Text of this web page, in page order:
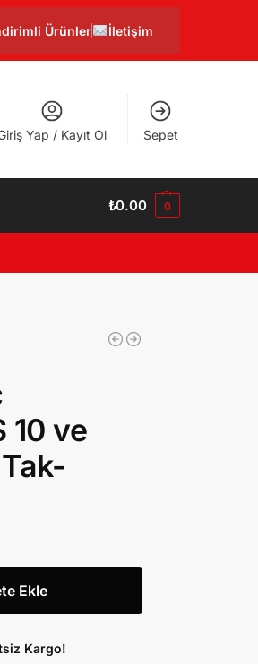
Ürünler İletişim
Yap / Kayıt Ol Sepet
₺0.00 0
10 ve
Ekle
Kargo!